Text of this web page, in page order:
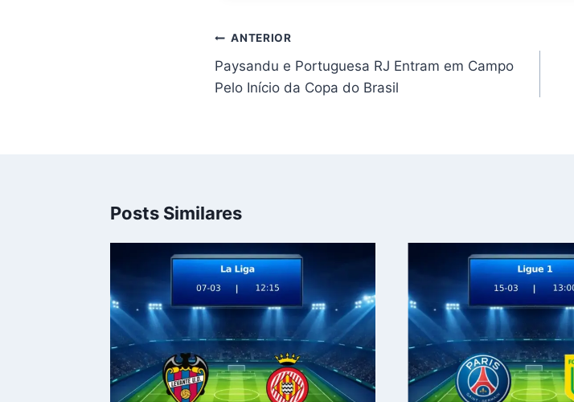
Navegação
de
Post
ANTERIOR
Paysandu e Portuguesa RJ Entram em Campo
Pelo Início da Copa do Brasil
Posts Similares